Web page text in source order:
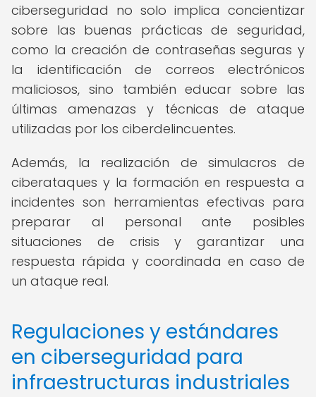
ciberseguridad no solo implica concientizar
sobre las buenas prácticas de seguridad,
como la creación de contraseñas seguras y
la identificación de correos electrónicos
maliciosos, sino también educar sobre las
últimas amenazas y técnicas de ataque
utilizadas por los ciberdelincuentes.
Además, la realización de simulacros de
ciberataques y la formación en respuesta a
incidentes son herramientas efectivas para
preparar al personal ante posibles
situaciones de crisis y garantizar una
respuesta rápida y coordinada en caso de
un ataque real.
Regulaciones y estándares
en ciberseguridad para
infraestructuras industriales